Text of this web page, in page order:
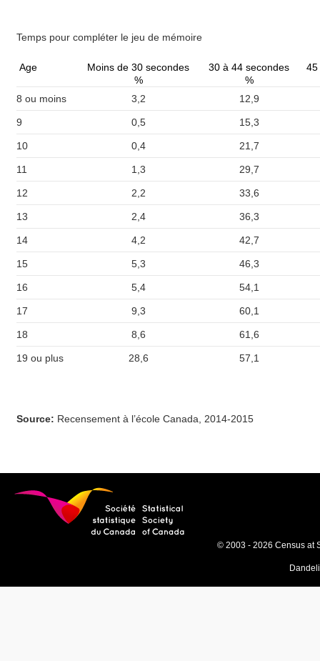
Temps pour compléter le jeu de mémoire
Age Moins de 30 secondes 30 à 44 secondes
45
%
%
8 ou moins
3,2 12,9
9 0,5 15,3
10 0,4 21,7
11 1,3 29,7
12 2,2 33,6
13 2,4 36,3
14 4,2 42,7
15 5,3 46,3
16 5,4 54,1
17 9,3 60,1
18 8,6 61,6
19 ou plus 28,6 57,1
Source: Recensement à l’école Canada, 2014-2015
© 2003 - 2026 Census at